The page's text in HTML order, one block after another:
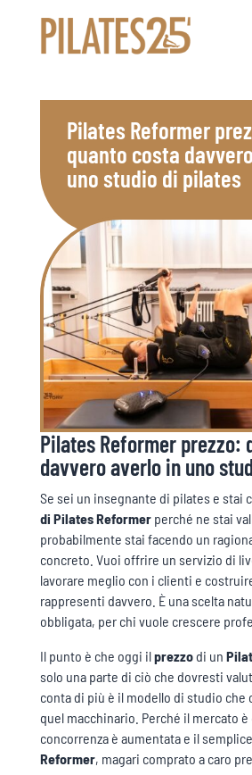
Pilates Reformer
quanto costa
uno studio di pilates
Pilates Reformer prezzo:
davvero averlo in uno
Se sei un insegnante di pilates e stai
di Pilates Reformerperché ne stai
probabilmente stai facendo un
concreto. Vuoi offrire un servizio di
lavorare meglio con i clienti e
rappresenti davvero. È una scelta
obbligata, per chi vuole crescere
Il punto è che oggi ilprezzodi un
solo una parte di ciò che dovresti
conta di più è il modello di studio
quel macchinario. Perché il mercato è
concorrenza è aumentata e il
Reformer, magari comprato a caro